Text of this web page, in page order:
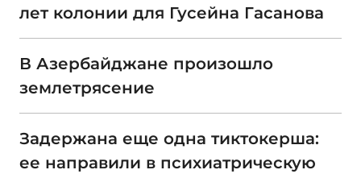
лет колонии для Гусейна Гасанова
В Азербайджане произошло
землетрясение
Задержана еще одна тиктокерша:
ее направили в психиатрическую